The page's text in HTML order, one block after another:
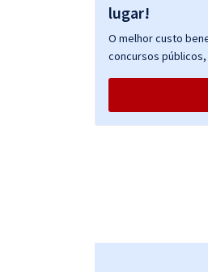
lugar!
O melhor custo
concursos